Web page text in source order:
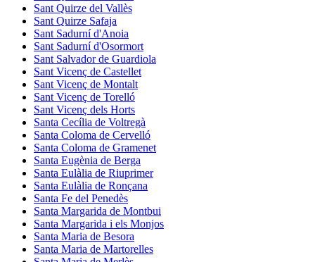
Sant Quirze del Vallès
Sant Quirze Safaja
Sant Sadurní d'Anoia
Sant Sadurní d'Osormort
Sant Salvador de Guardiola
Sant Vicenç de Castellet
Sant Vicenç de Montalt
Sant Vicenç de Torelló
Sant Vicenç dels Horts
Santa Cecília de Voltregà
Santa Coloma de Cervelló
Santa Coloma de Gramenet
Santa Eugènia de Berga
Santa Eulàlia de Riuprimer
Santa Eulàlia de Ronçana
Santa Fe del Penedès
Santa Margarida de Montbui
Santa Margarida i els Monjos
Santa Maria de Besora
Santa Maria de Martorelles